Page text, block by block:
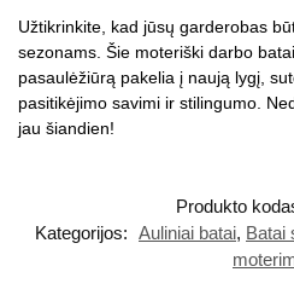
Užtikrinkite, kad jūsų garderobas
sezonams. Šie moteriški darbo
pasaulėžiūrą pakelia į naują lygį,
pasitikėjimo savimi ir stilingumo.
jau šiandien!
Produkto
Kategorijos: Auliniai batai, Batai